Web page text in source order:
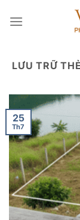
qua
LƯU TRỮ
25
Th7